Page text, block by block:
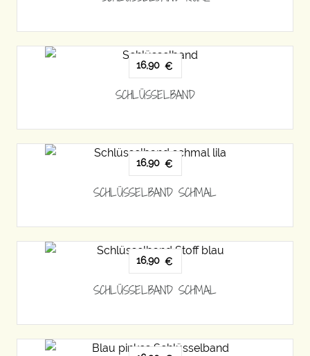
16,90 €
SCHLÜSSELBAND
16,90 €
SCHLÜSSELBAND SCHMAL
16,90 €
SCHLÜSSELBAND SCHMAL